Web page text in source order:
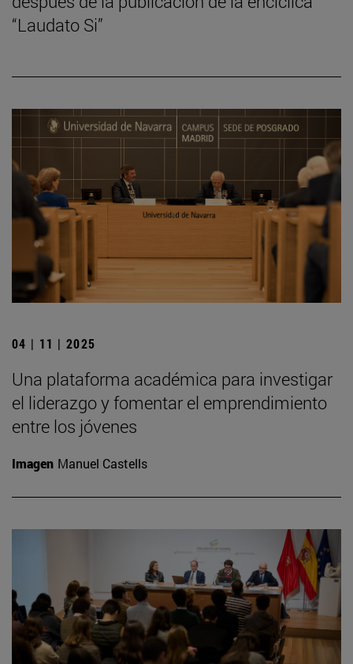
“Laudato Si”
04 | 11 | 2025
Una plataforma académica para investigar
el liderazgo y fomentar el emprendimiento
entre los jóvenes
Imagen Manuel Castells